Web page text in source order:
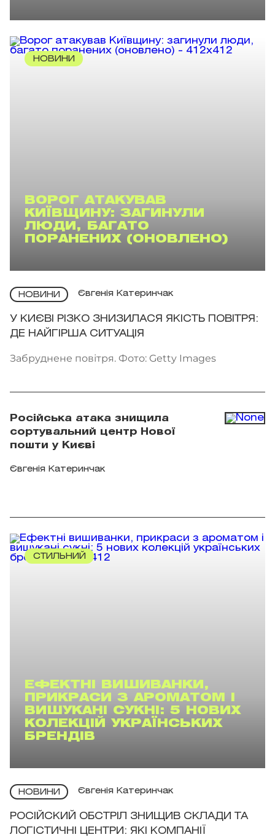
НОВИНИ
ВОРОГ АТАКУВАВ
КИЇВЩИНУ: ЗАГИНУЛИ
ЛЮДИ, БАГАТО
ПОРАНЕНИХ (ОНОВЛЕНО)
НОВИНИ Євгенія Катеринчак
У КИЄВІ РІЗКО ЗНИЗИЛАСЯ ЯКІСТЬ ПОВІТРЯ:
ДЕ НАЙГІРША СИТУАЦІЯ
Забруднене повітря. Фото: Getty Images
Російська атака знищила
сортувальний центр Нової
пошти у Києві
Євгенія Катеринчак
СТИЛЬНИЙ
ЕФЕКТНІ ВИШИВАНКИ,
ПРИКРАСИ З АРОМАТОМ І
ВИШУКАНІ СУКНІ: 5 НОВИХ
КОЛЕКЦІЙ УКРАЇНСЬКИХ
БРЕНДІВ
НОВИНИ Євгенія Катеринчак
РОСІЙСКИЙ ОБСТРІЛ ЗНИЩИВ СКЛАДИ ТА
ЛОГІСТИЧНІ ЦЕНТРИ: ЯКІ КОМПАНІЇ